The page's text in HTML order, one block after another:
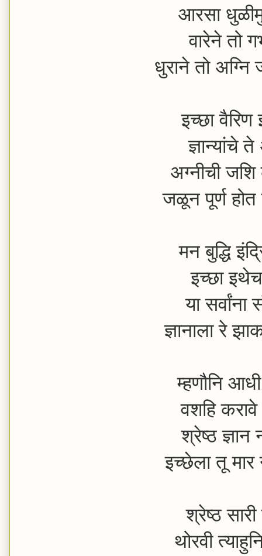
आरसा
वारेने तो
धुराने तो
इच्छा वैरिण
ज्ञान्यांचे
अग्नीची
जळून पूर्ण
मन बुद्धि
इच्छा
या सर्वांना
ज्ञानाला रे
म्हणौनि
वशहि
श्रेष्ठ ज्ञान
इच्छेला तू
श्रेष्ठ सारी
थोरवी